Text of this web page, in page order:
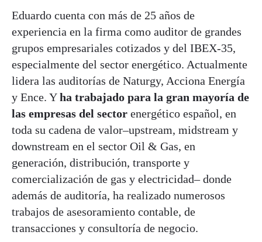
Eduardo cuenta con más de 25 años de
experiencia en la firma como auditor de grandes
grupos empresariales cotizados y del IBEX-35,
especialmente del sector energético. Actualmente
lidera las auditorías de Naturgy, Acciona Energía
y Ence. Yha trabajado para la gran mayoría de
las empresas del sector energético español, en
toda su cadena de valor‒upstream, midstream y
downstream en el sector Oil & Gas, en
generación, distribución, transporte y
comercialización de gas y electricidad‒ donde
además de auditoría, ha realizado numerosos
trabajos de asesoramiento contable, de
transacciones y consultoría de negocio.